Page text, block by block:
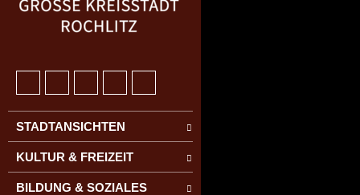
STADTANSICHTEN
KULTUR & FREIZEIT
BILDUNG & SOZIALES